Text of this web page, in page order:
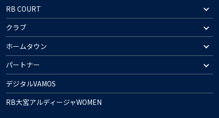
RB COURT
クラブ
ホームタウン
パートナー
デジタルVAMOS
RB大宮アルディージャWOMEN